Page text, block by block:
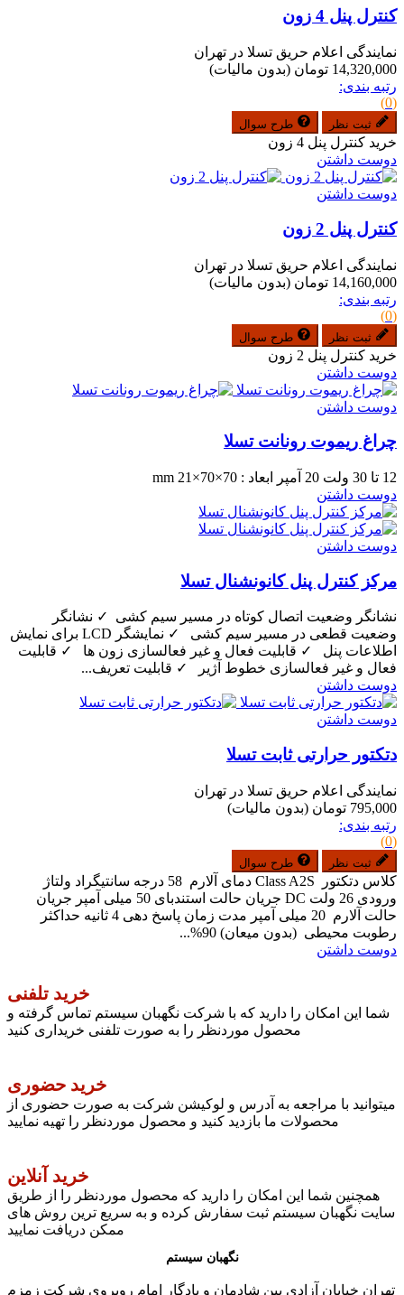
کنترل پنل 4 زون
نمایندگی اعلام حریق تسلا در تهران
14,320,000 تومان
(بدون مالیات)
رتبه بندی:
(0)
ثبت نظر طرح سوال
خرید کنترل پنل 4 زون
دوست داشتن
دوست داشتن
کنترل پنل 2 زون
نمایندگی اعلام حریق تسلا در تهران
14,160,000 تومان
(بدون مالیات)
رتبه بندی:
(0)
ثبت نظر طرح سوال
خرید کنترل پنل 2 زون
دوست داشتن
دوست داشتن
چراغ ریموت رونانت تسلا
12 تا 30 ولت 20 آمپر ابعاد : 70×70×21 mm
دوست داشتن
دوست داشتن
مرکز کنترل پنل کانونشنال تسلا
نشانگر وضعیت اتصال کوتاه در مسیر سیم کشی ✓ نشانگر
وضعیت قطعی در مسیر سیم کشی ✓ نمایشگر LCD برای نمایش
اطلاعات پنل ✓ قابلیت فعال و غیر فعالسازی زون ها ✓ قابلیت
فعال و غیر فعالسازی خطوط آژیر ✓ قابلیت تعریف...
دوست داشتن
دوست داشتن
دتکتور حرارتی ثابت تسلا
نمایندگی اعلام حریق تسلا در تهران
795,000 تومان
(بدون مالیات)
رتبه بندی:
(0)
ثبت نظر طرح سوال
کلاس دتکتور Class A2S دمای آلارم 58 درجه سانتیگراد ولتاژ
ورودی 26 ولت DC جریان حالت استندبای 50 میلی آمپر جریان
حالت آلارم 20 میلی آمپر مدت زمان پاسخ دهی 4 ثانیه حداکثر
رطوبت محیطی (بدون میعان) 90%...
دوست داشتن
خرید تلفنی
شما این امکان را دارید که با شرکت نگهبان سیستم تماس گرفته و
محصول موردنظر را به صورت تلفنی خریداری کنید
خرید حضوری
میتوانید با مراجعه به آدرس و لوکیشن شرکت به صورت حضوری از
محصولات ما بازدید کنید و محصول موردنظر را تهیه نمایید
خرید آنلاین
همچنین شما این امکان را دارید که محصول موردنظر را از طریق
سایت نگهبان سیستم ثبت سفارش کرده و به سریع ترین روش های
ممکن دریافت نمایید
نگهبان سیستم
تهران خیابان آزادی بین شادمان و یادگار امام روبروی شرکت زمزم